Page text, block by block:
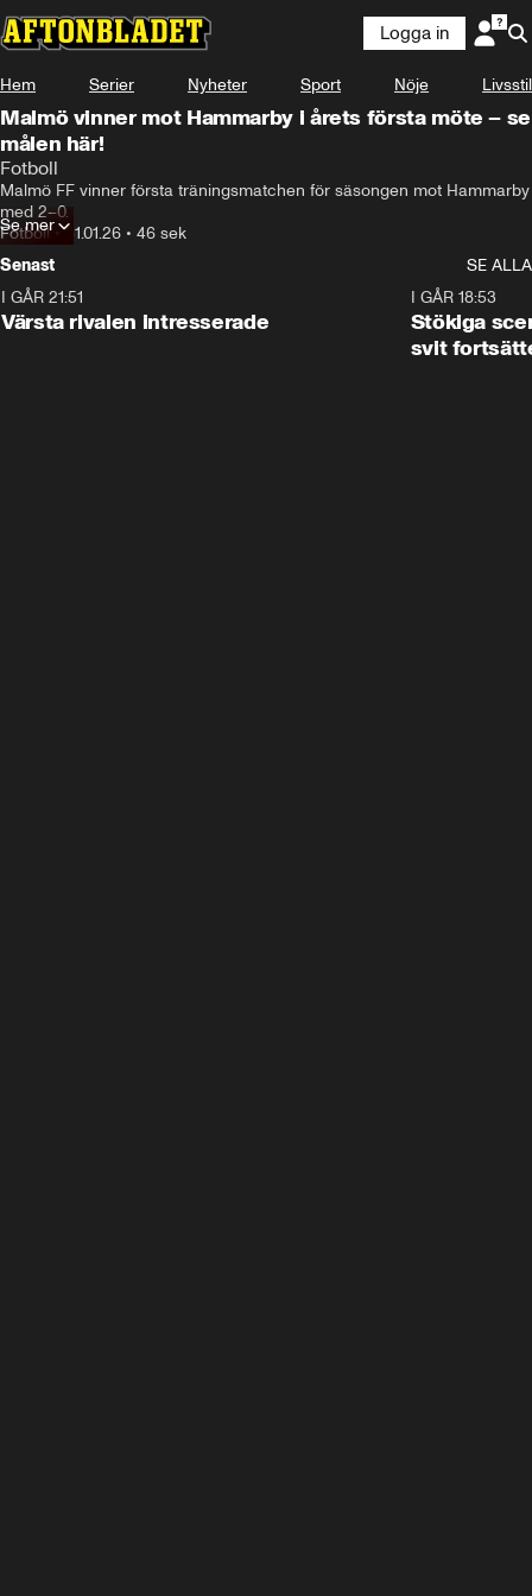
Logga in
Hem Serier Nyheter Sport Nöje Livsstil
Malmö vinner mot Hammarby i årets första möte – se
målen här!
Fotboll
Malmö FF vinner första träningsmatchen för säsongen mot Hammarby
med 2–0.
Fotboll•31.01.26 • 46 sek
Se mer
Senast
SE ALLA
I GÅR 21:51
Värsta rivalen intresserade
I GÅR 18:53
Stökiga
svit